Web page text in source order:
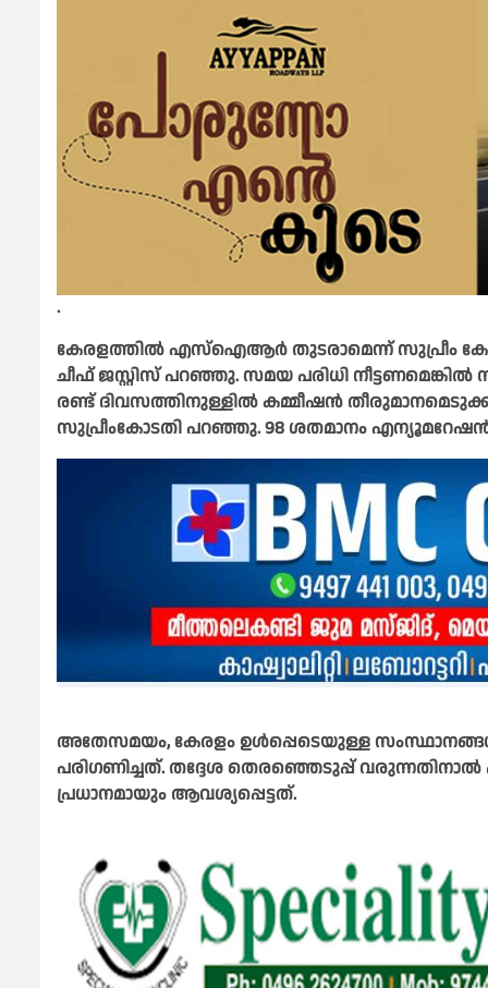
.
കേരളത്തിൽ എസ്ഐആർ തുടരാമെന്ന് സുപ്രീം
ചീഫ് ജസ്റ്റിസ് പറഞ്ഞു. സമയ പരിധി
രണ്ട് ദിവസത്തിനുള്ളില്‍ കമ്മീഷന്‍
സുപ്രീംകോടതി പറഞ്ഞു. 98 ശതമാനം
അതേസമയം, കേരളം ഉള്‍പ്പെടെയുള്ള
പരിഗണിച്ചത്. തദ്ദേശ തെരഞ്ഞെടുപ്പ്
പ്രധാനമായും ആവശ്യപ്പെട്ടത്.